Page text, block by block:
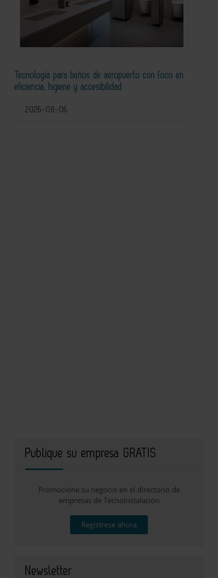
Tecnología para baños de aeropuerto con foco en
eficiencia, higiene y accesibilidad
2026-08-06
Publique su empresa GRATIS
Promocione su negocio en el directorio de
empresas de TecnoInstalación
Regístrese ahora
Newsletter